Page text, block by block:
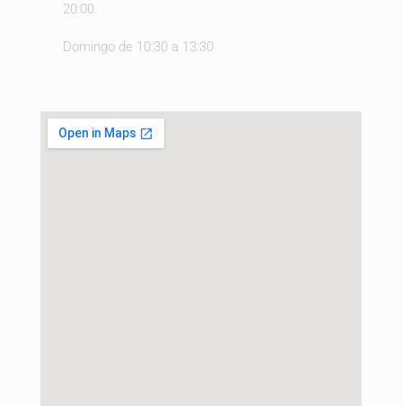
20:00.
Domingo de 10:30 a 13:30